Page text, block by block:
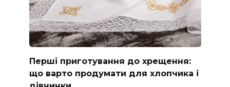
Перші приготування до хрещення:
що варто продумати для хлопчика і